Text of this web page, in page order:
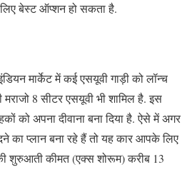
बेस्ट ऑप्शन हो सकता है.
इंडियन मार्केट में कई एसयूवी गाड़ी को लॉन्च
8 सीटर एसयूवी भी शामिल है. इस
को अपना दीवाना बना दिया है. ऐसे में अगर
का प्लान बना रहे हैं तो यह कार आपके लिए
शुरुआती कीमत (एक्स शोरूम) करीब 13